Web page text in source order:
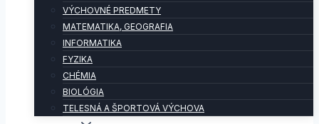
VÝCHOVNÉ PREDMETY
MATEMATIKA, GEOGRAFIA
INFORMATIKA
FYZIKA
CHÉMIA
BIOLÓGIA
TELESNÁ A ŠPORTOVÁ VÝCHOVA